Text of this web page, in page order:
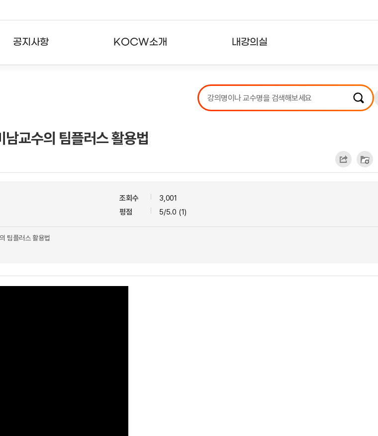
공지사항
서비스도움말
KOCW소개 내강의실
강의리스트
수강확인증강의
교수의 팀플러스 활용법
조회수
3,001
평점
5/5.0 (1)
팀플러스 활용법